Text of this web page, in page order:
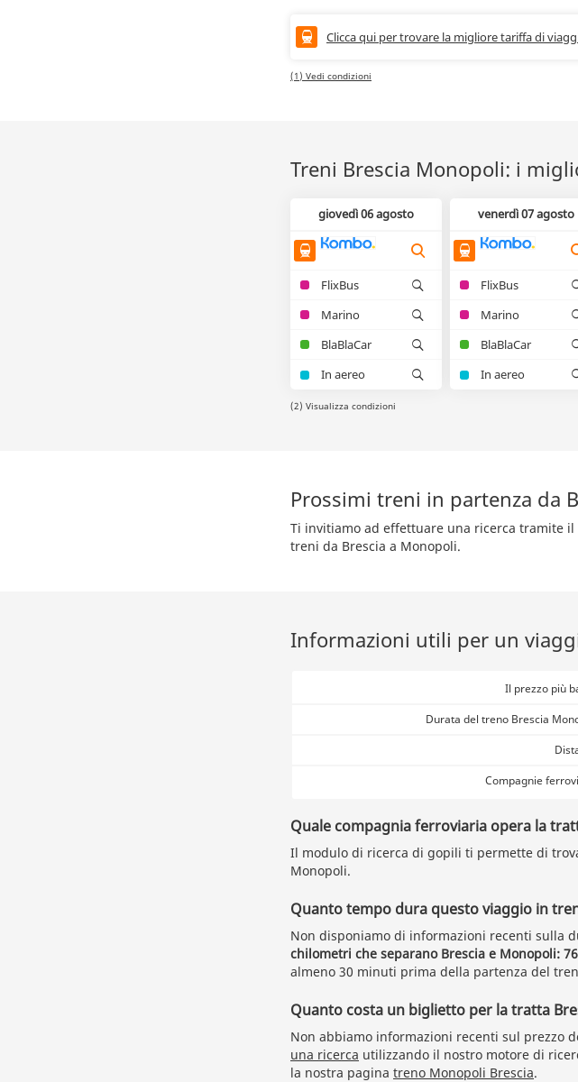
Clicca qui per trovare la migliore tariffa di
(1) Vedi condizioni
Treni Brescia Monopoli: i
giovedì 06 agosto
FlixBus
Marino
BlaBlaCar
In aereo
venerdì 07 agosto
FlixBus
Marino
BlaBlaCar
In aereo
(2) Visualizza condizioni
Prossimi treni in partenza da
Ti invitiamo ad effettuare una ricerca tramite
treni da Brescia a Monopoli.
Informazioni utili per un
Il prezzo più
Durata del treno Brescia
Compagnie
Quale compagnia ferroviaria opera la
Il modulo di ricerca di gopili ti permette di
Monopoli.
Quanto tempo dura questo viaggio in
Non disponiamo di informazioni recenti sulla
chilometri che separano Brescia e Monopoli:
almeno 30 minuti prima della partenza del
Quanto costa un biglietto per la tratta
Non abbiamo informazioni recenti sul prezzo
una ricerca utilizzando il nostro motore di
la nostra pagina treno Monopoli Brescia.